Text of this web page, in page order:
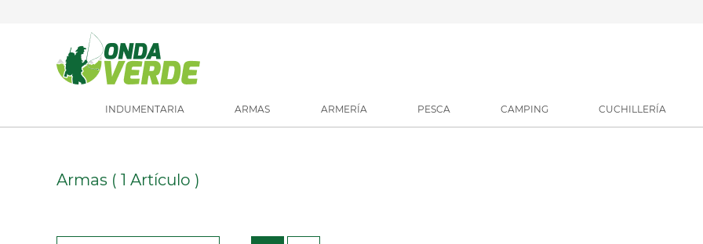
INDUMENTARIA ARMAS ARMERÍA PESCA CAMPING CUCHILLERÍA
Armas ( 1 Artículo )